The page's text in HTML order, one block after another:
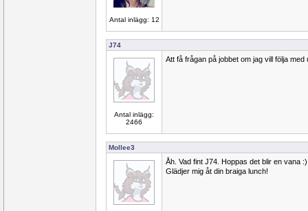
Antal inlägg: 12
J74
Antal inlägg:
2466
Att få frågan på jobbet om jag vill följa
Mollee3
Åh. Vad fint J74. Hoppas det blir en vana :)
Glädjer mig åt din braiga lunch!